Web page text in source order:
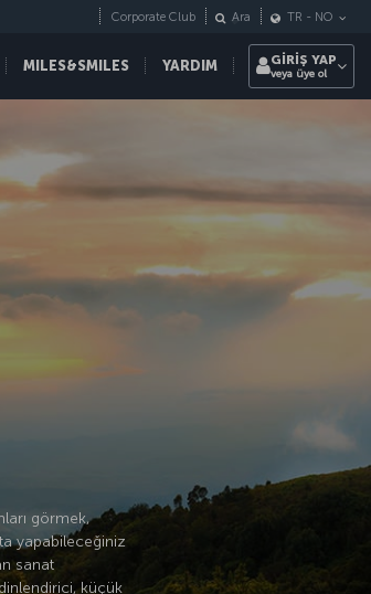
MILES&SMILES YARDIM
Corporate Club Ara TR - NO
GİRİŞ YAP
veya üye ol
görmek,
yapabileceğiniz
sanat
küçük